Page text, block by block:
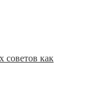
советов как